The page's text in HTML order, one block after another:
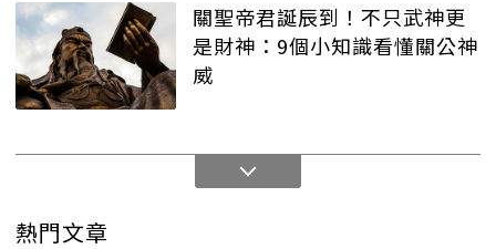
關聖帝君誕辰到！不只武神更
是財神：9個小知識看懂關公神
威
熱門文章